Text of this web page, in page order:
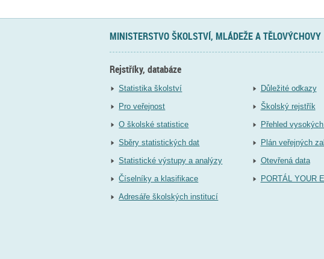
MINISTERSTVO ŠKOLSTVÍ, MLÁDEŽE A TĚLOVÝCHOVY
Rejstříky, databáze
Statistika školství
Pro veřejnost
O školské statistice
Sběry statistických dat
Statistické výstupy a analýzy
Číselníky a klasifikace
Adresáře školských institucí
Důležité odkazy
Školský rejstřík
Přehled
Plán veřejných
Otevřená data
PORTÁL YOUR